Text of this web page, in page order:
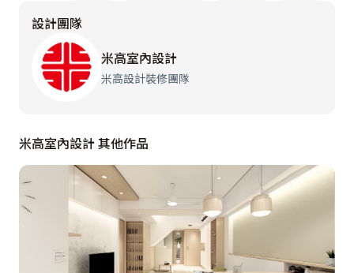
設計團隊
米高室內設計
米高設計裝修團隊
米高室內設計 其他作品